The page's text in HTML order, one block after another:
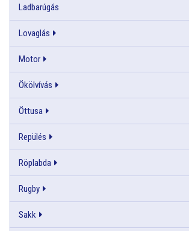
Ladbarúgás
Lovaglás
Motor
Ökölvívás
Öttusa
Repülés
Röplabda
Rugby
Sakk